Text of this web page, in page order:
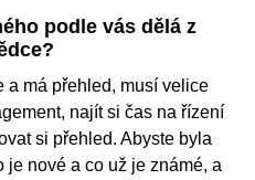
podle vás dělá z
a má přehled, musí velice
najít si čas na řízení
si přehled. Abyste byla
je nové a co už je známé, a